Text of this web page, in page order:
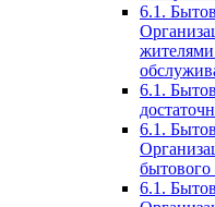
6.1.
6.1.
6.1.
6.1.